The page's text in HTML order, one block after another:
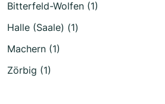
Bitterfeld-Wolfen (1)
Halle (Saale) (1)
Machern (1)
Zörbig (1)